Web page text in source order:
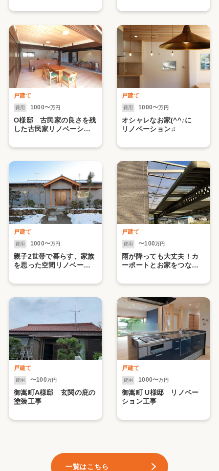
戸建て
費用 1000〜万円
O様邸 古民家の良さを残
した古民家リノベーショ
戸建て
費用 1000〜万円
オシャレなお家(^^♪に
リノベーション♫
戸建て
費用 1000〜万円
親子2世帯で暮らす、家族
を思った空間リノベーシ
戸建て
費用 〜100万円
雨が降っても大丈夫！カ
ーポートとお家をつなぐ
戸建て
費用 〜100万円
御嵩町A様邸 玄関の庇の
塗装工事
戸建て
費用 1000〜万円
御嵩町 U様邸 リノベー
ション工事
一覧はこちら